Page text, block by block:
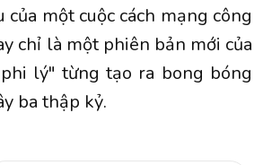
của một cuộc cách mạng công
chỉ là một phiên bản mới của
lý" từng tạo ra bong bóng
ba thập kỷ.